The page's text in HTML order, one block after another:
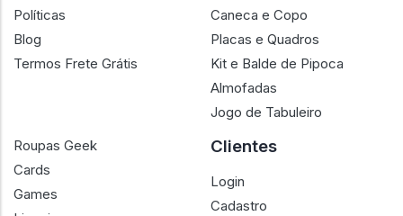
Políticas
Blog
Termos Frete Grátis
Caneca e Copo
Placas e Quadros
Kit e Balde de Pipoca
Almofadas
Jogo de Tabuleiro
Roupas Geek
Cards
Games
Clientes
Login
Cadastro